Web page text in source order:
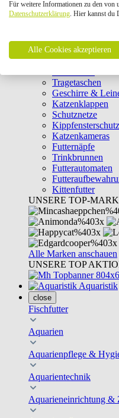
Laserpointer &
Clicker & Target
Weiteres
Transportboxen
Tragetaschen
Geschirre &
Katzenklappen
Schutznetze
Kippfensterschutz
Katzenkameras
Futternäpfe
Trinkbrunnen
Futterautomaten
Kittenfutter
UNSERE TOP-
Alle Marken anschauen
UNSERE TOP
Aquaristik
close
Fischfutter
Aquarien
Aquarienpflege &
Aquarientechnik
Aquarieneinrichtung &
Für weitere Informationen zu den von
Datenschutzerklärung. Hier kannst du
Alle Cookies akzeptieren